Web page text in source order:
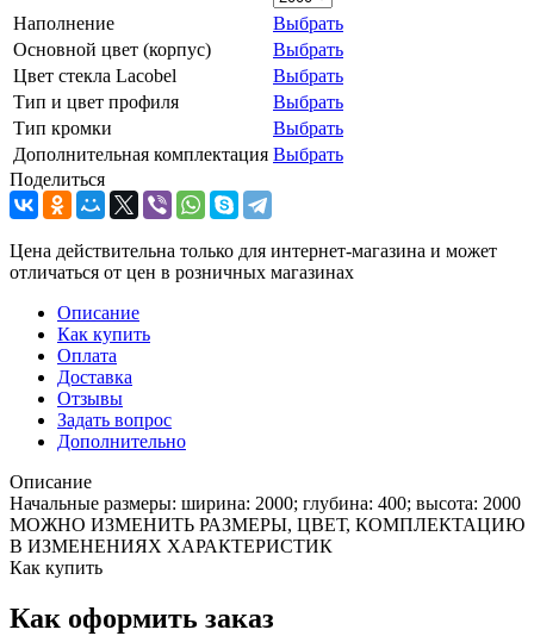
Наполнение
Выбрать
Основной цвет (корпус)
Выбрать
Цвет стекла Lacobel
Выбрать
Тип и цвет профиля
Выбрать
Тип кромки
Выбрать
Дополнительная комплектация Выбрать
Поделиться
Цена действительна только для интернет-магазина и может
отличаться от цен в розничных магазинах
Описание
Как купить
Оплата
Доставка
Отзывы
Задать вопрос
Дополнительно
Описание
Начальные размеры: ширина: 2000; глубина: 400; высота: 2000
МОЖНО ИЗМЕНИТЬ РАЗМЕРЫ, ЦВЕТ, КОМПЛЕКТАЦИЮ
В ИЗМЕНЕНИЯХ ХАРАКТЕРИСТИК
Как купить
Как оформить заказ